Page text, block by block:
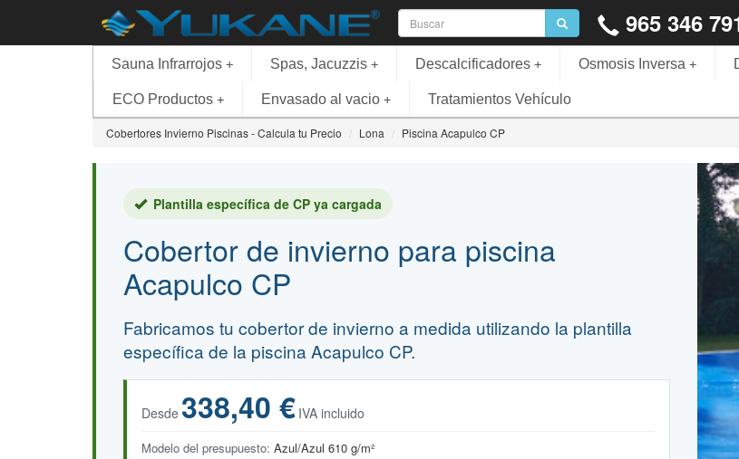
965 346
+
Sauna Infrarrojos +
Spas, Jacuzzis +
Descalcificadores +
Osmosis Inversa
+
ECO Productos +
Envasado al vacio Tratamientos Vehículo
Cobertores Invierno Piscinas - Calcula tu Precio Lona Piscina Acapulco CP
Plantilla específica de CP ya cargada
Cobertor de invierno para piscina
Acapulco CP
Fabricamos tu cobertor de invierno a medida utilizando la plantilla
específica de la piscina Acapulco CP.
Desde 338,40 € IVA incluido
Modelo del presupuesto: Azul/Azul 610 g/m²